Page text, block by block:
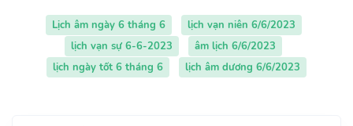
Lịch âm ngày 6 tháng 6
lịch vạn niên 6/6/2023
lịch vạn sự 6-6-2023
âm lịch 6/6/2023
lịch ngày tốt 6 tháng 6
lịch âm dương 6/6/2023